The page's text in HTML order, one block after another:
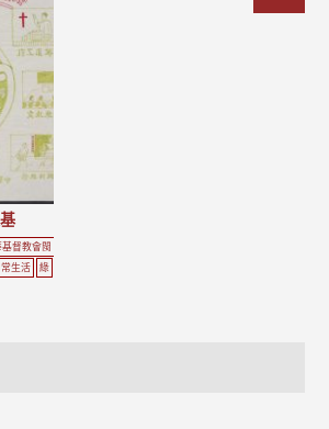
基督教會閩
常生活
綠